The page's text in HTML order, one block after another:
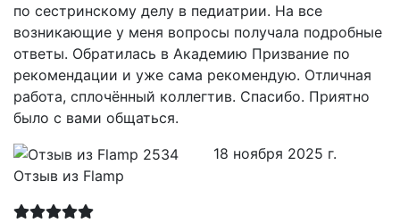
по сестринскому делу в педиатрии. На все
возникающие у меня вопросы получала подробные
ответы. Обратилась в Академию Призвание по
рекомендации и уже сама рекомендую. Отличная
работа, сплочённый коллегтив. Спасибо. Приятно
было с вами общаться.
Отзыв из Flamp
18 ноября 2025 г.